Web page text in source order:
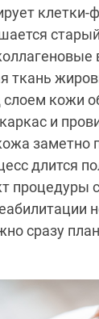
ткань
слоем кожи
и
заметно
длится
процедуры
сразу